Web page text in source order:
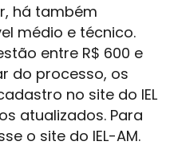
há também
médio e técnico.
entre R$ 600 e
do processo, os
no site do IEL
atualizados. Para
o site do IEL-AM.